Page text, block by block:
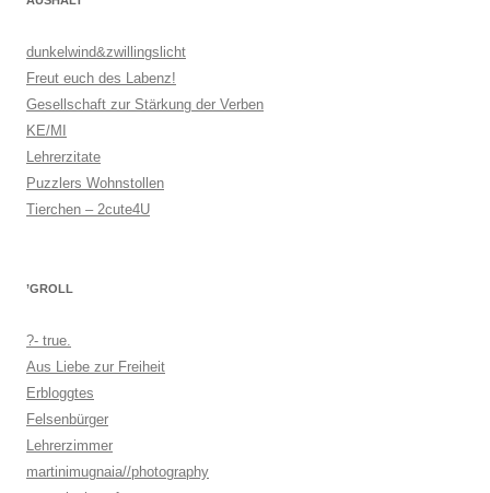
dunkelwind&zwillingslicht
Freut euch des Labenz!
Gesellschaft zur Stärkung der Verben
KE/MI
Lehrerzitate
Puzzlers Wohnstollen
Tierchen – 2cute4U
’GROLL
?- true.
Aus Liebe zur Freiheit
Erbloggtes
Felsenbürger
Lehrerzimmer
martinimugnaia//photography